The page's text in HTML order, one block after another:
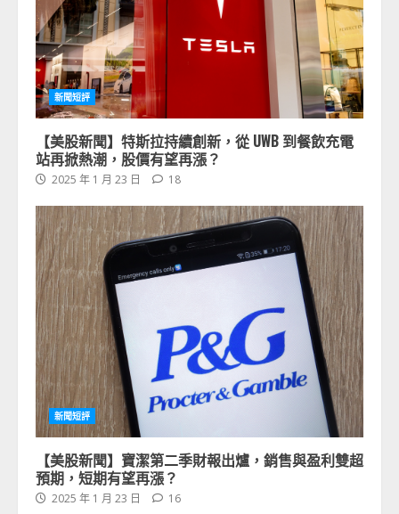
新聞短評
【美股新聞】特斯拉持續創新，從 UWB 到餐飲充電
站再掀熱潮，股價有望再漲？
2025 年 1 月 23 日 18
新聞短評
【美股新聞】寶潔第二季財報出爐，銷售與盈利雙超
預期，短期有望再漲？
2025 年 1 月 23 日 16